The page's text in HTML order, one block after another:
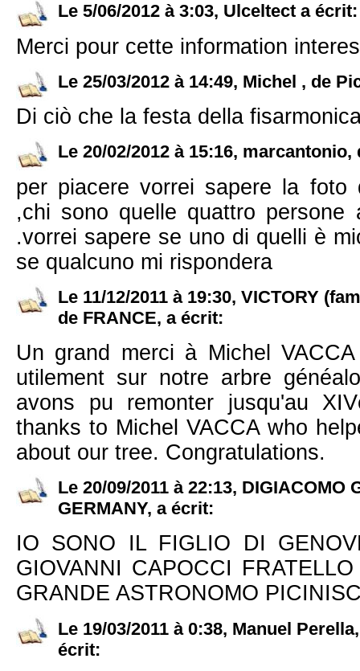
Le 5/06/2012 à 3:03, Ulceltect a écrit:
Merci pour cette information
Le 25/03/2012 à 14:49, Michel , de
Di ciò che la festa della
Le 20/02/2012 à 15:16,
per piacere vorrei sapere la foto
,chi sono quelle quattro
.vorrei sapere se uno di quelli è
se qualcuno mi rispondera
Le 11/12/2011 à 19:30, VICTORY
de FRANCE, a écrit:
Un grand merci à Michel
utilement sur notre arbre
avons pu remonter jusqu'au
thanks to Michel VACCA who
about our tree. Congratulations.
Le 20/09/2011 à 22:13, DIGIACOMO
GERMANY, a écrit:
IO SONO IL FIGLIO DI
GIOVANNI CAPOCCI
GRANDE ASTRONOMO
Le 19/03/2011 à 0:38, Manuel
écrit: